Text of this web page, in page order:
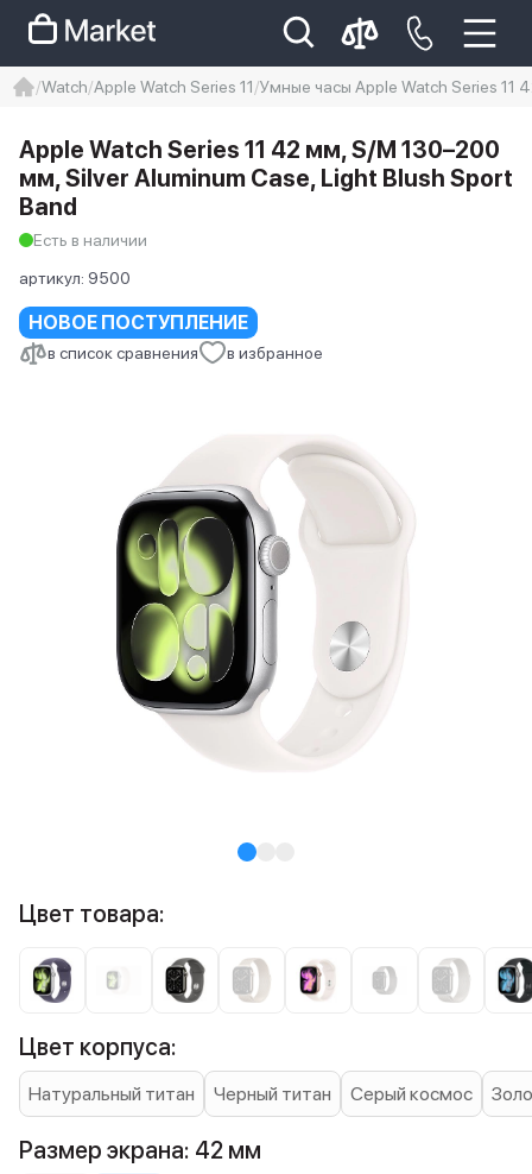
Iphone 14 pro max
айфон 14
Watch Apple Watch Series 11 Умные часы Apple Watch Series 11
НОВОЕ ПОСТУПЛЕНИЕ
в список сравнения в избранное
Apple Watch Series 11 42 мм, S/M 130–200
мм, Silver Aluminum Case, Light Blush Sport
Band
Есть в наличии
артикул: 9500
Цвет товара:
Цвет корпуса:
Натуральный титан Черный титан Серый космос
Размер экрана: 42 мм